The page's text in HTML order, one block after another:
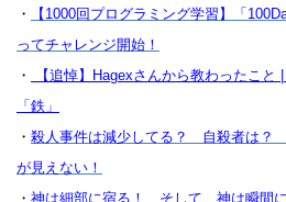
・
【1000回プログラミング学習】「
ってチャレンジ開始！
・
【追悼】Hagexさんから教わったこと
「鉄」
・ 殺人事件は減少してる？ 自殺者は
が見えない！
・ 神は細部に宿る！ そして、神は瞬間